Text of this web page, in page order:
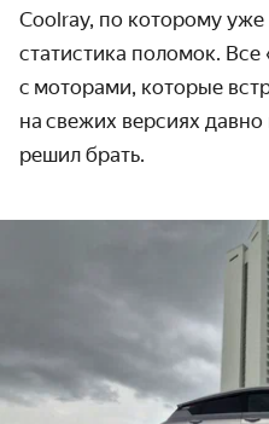
Coolray, по которому уже
статистика поломок. Все
с моторами, которые
на свежих версиях
решил брать.